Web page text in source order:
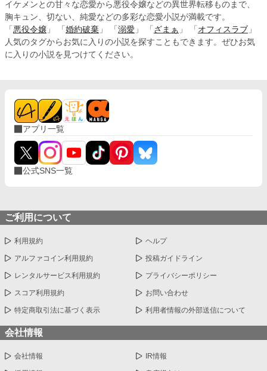
イケメンとの甘々な恋愛から悪役令嬢などの異世界転移ものまで、
胸キュン、切ない、純愛などの多彩な恋愛小説が満載です。
「 悪役令嬢 」 「 婚約破棄 」 「 溺愛 」 「 ざまぁ 」 「 オフィスラブ 」
人気のタグからお気に入りの小説を探すこともできます。ぜひお気
に入りの小説を見つけてください。
アプリ一覧
公式SNS一覧
ご利用について
利用規約 ヘルプ
アルファコイン利用規約 投稿ガイドライン
レンタルサービス利用規約 プライバシーポリシー
スコア利用規約 お問い合わせ
特定商取引法に基づく表示 利用者情報の外部送信について
会社情報
会社情報 IR情報